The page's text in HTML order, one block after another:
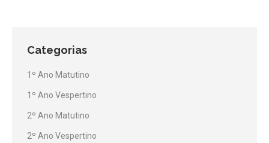
Categorias
1º Ano Matutino
1º Ano Vespertino
2º Ano Matutino
2º Ano Vespertino